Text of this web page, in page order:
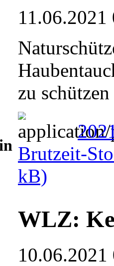
11.06.2021
zu schützen
Brutzeit-
kB)
WLZ:
10.06.2021